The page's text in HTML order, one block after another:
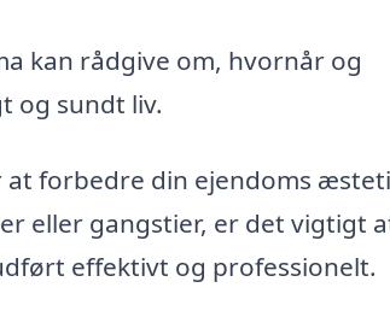
kan rådgive om, hvornår og
og sundt liv.
at forbedre din ejendoms
eller gangstier, er det vigtigt
effektivt og professionelt.